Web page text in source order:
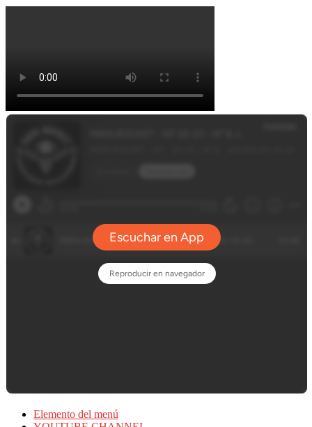
Elemento del menú